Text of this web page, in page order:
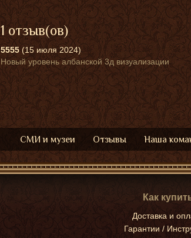
1 отзыв(ов)
5555 (15 июля 2024)
Новый уровень албанской 3д визуализации
СМИ и музеи Отзывы Наша
Как
Доставка и
Гарантии /